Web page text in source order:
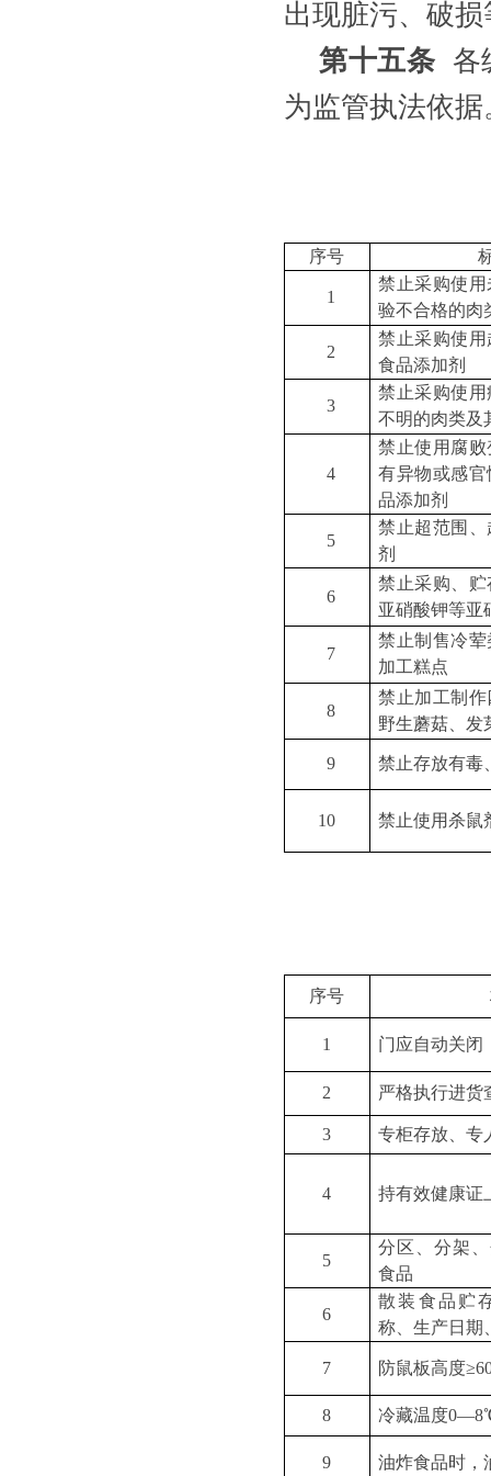
出现脏污、破
第十五条 各
为监管执法依据
序号
1
禁止采购使
验不合格的肉
2
禁止采购使
食品添加剂
3
禁止采购使
不明的肉类及
4
禁止使用腐
有异物或感
品添加剂
5
禁止超范围
剂
6
禁止采购、
亚硝酸钾等亚
7
禁止制售冷
加工糕点
8
禁止加工制
野生蘑菇、发
9 禁止存放有毒
10 禁止使用杀鼠
序号
1 门应自动关闭
2 严格执行进货
3 专柜存放、专
4 持有效健康证
5
分区、分架
食品
6
散装食品贮
称、生产日期
7 防鼠板高度
8 冷藏温度
9 油炸食品时，